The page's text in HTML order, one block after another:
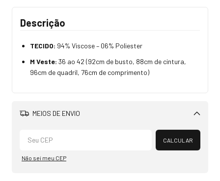
Descrição
TECIDO: 94% Viscose – 06% Poliester
M Veste: 36 ao 42 (92cm de busto, 88cm de cintura,
96cm de quadril, 76cm de comprimento)
MEIOS DE ENVIO
Alterar CEP
CALCULAR
Não sei meu CEP